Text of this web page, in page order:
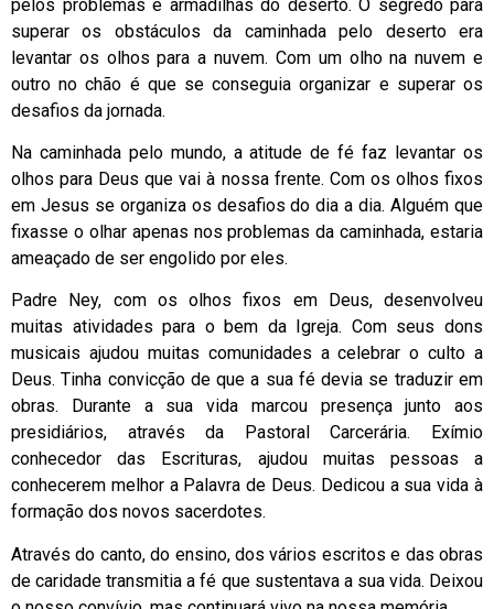
pelos problemas e armadilhas do deserto. O segredo para
superar os obstáculos da caminhada pelo deserto era
levantar os olhos para a nuvem. Com um olho na nuvem e
outro no chão é que se conseguia organizar e superar os
desafios da jornada.
Na caminhada pelo mundo, a atitude de fé faz levantar os
olhos para Deus que vai à nossa frente. Com os olhos fixos
em Jesus se organiza os desafios do dia a dia. Alguém que
fixasse o olhar apenas nos problemas da caminhada, estaria
ameaçado de ser engolido por eles.
Padre Ney, com os olhos fixos em Deus, desenvolveu
muitas atividades para o bem da Igreja. Com seus dons
musicais ajudou muitas comunidades a celebrar o culto a
Deus. Tinha convicção de que a sua fé devia se traduzir em
obras. Durante a sua vida marcou presença junto aos
presidiários, através da Pastoral Carcerária. Exímio
conhecedor das Escrituras, ajudou muitas pessoas a
conhecerem melhor a Palavra de Deus. Dedicou a sua vida à
formação dos novos sacerdotes.
Através do canto, do ensino, dos vários escritos e das obras
de caridade transmitia a fé que sustentava a sua vida. Deixou